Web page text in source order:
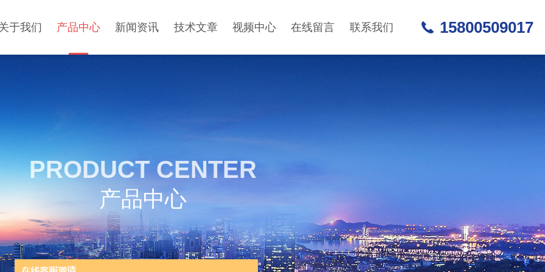
于我们 产品中心 新闻资讯 技术文章 视频中心 在线留言 联系我们 15800509017
PRODUCT CENTER
产品中心